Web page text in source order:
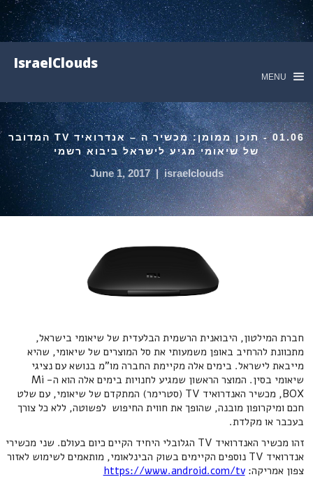
IsraelClouds
MENU
01.06 - תוכן ממומן: מכשיר ה – אנדרואיד TV המדובר
של שיאומי מגיע לישראל ביבוא רשמי
israelclouds
|
June 1, 2017
חברת המילטון, היבואנית הרשמית הבלעדית של שיאומי בישראל,
מתכוונת להרחיב באופן משמעותי את סל המוצרים של שיאומי, שהיא
מייבאת לישראל. בימים אלה מקיימת החברה מו"מ בנושא עם נציגי
שיאומי בסין. המוצר הראשון שמגיע לחנויות בימים אלה הוא ה- Mi
BOX, מכשיר האנדרואיד TV (סטרימר) המתקדם של שיאומי, עם שלט
חכם ומיקרופון מובנה, שהופך את חווית החיפוש לפשוטה, ללא כל צורך
בעכבר או מקלדת.
זהו מכשיר האנדרואיד TV הגלובלי היחיד הקיים כיום בעולם. שני מכשירי
אנדרואיד TV נוספים הקיימים בשוק הבינלאומי, מותאמים לשימוש לאזור
צפון אמריקה:https://www.android.com/tv